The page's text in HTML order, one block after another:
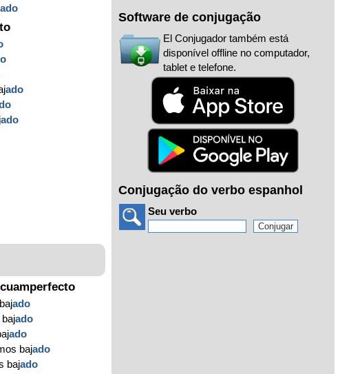
ado
ado
ado
ado
ado
ado
bajado
bajado
Software de conjugação
El Conjugador também está
disponível offline no computador,
tablet e telefone.
Conjugação do verbo espanhol
Seu verbo